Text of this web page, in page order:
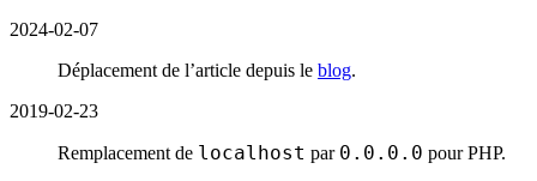
2024-02-07
Déplacement de l’article depuis le blog.
2019-02-23
Remplacement de localhost par 0.0.0.0 pour PHP.